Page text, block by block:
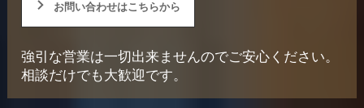
お問い合わせはこちらから
強引な営業は一切出来ませんのでご安心ください。
相談だけでも大歓迎です。